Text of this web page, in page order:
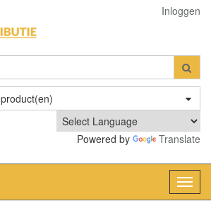
Inloggen
product(en)
Powered by Translate